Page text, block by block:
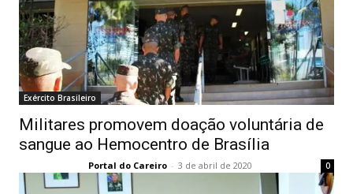
Exército Brasileiro
Militares promovem doação voluntária de
sangue ao Hemocentro de Brasília
Portal do Careiro - 3 de abril de 2020 0